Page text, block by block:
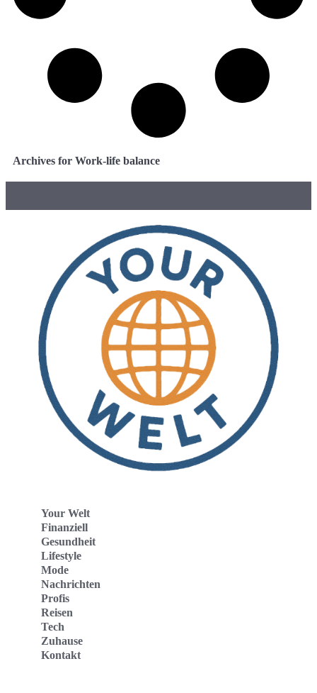
Archives for Work-life balance
Your Welt
Finanziell
Gesundheit
Lifestyle
Mode
Nachrichten
Profis
Reisen
Tech
Zuhause
Kontakt